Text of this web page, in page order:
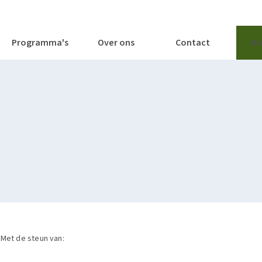
Programma's Over ons Contact Ik
Met de steun van: